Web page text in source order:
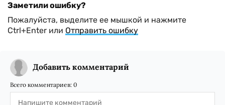
Заметили ошибку?
Пожалуйста, выделите ее мышкой и нажмите
Ctrl+Enter или Отправить ошибку
Добавить комментарий
Всего комментариев: 0